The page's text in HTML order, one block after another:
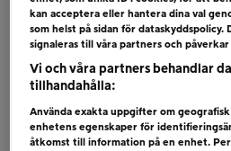
Drivmedel utbetalas med
Om du har alla rätt
swish inom 1 vecka.
vinnaren
Härkan du läsa om hur vi
kan acceptera eller hantera dina val
som helst på sidan för dataskyddspolicy.
signaleras till våra partners och
Vi och våra partners behandlar
tillhandahålla:
Använda exakta uppgifter om
enhetens egenskaper för
åtkomst till information på en enhet.